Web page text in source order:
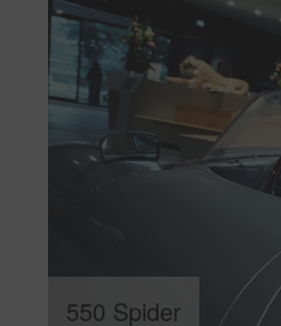
550 Spider